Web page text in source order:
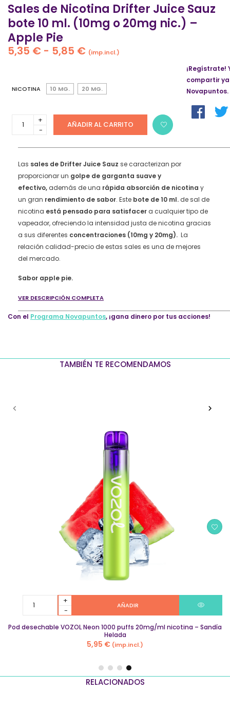
Sales de Nicotina Drifter Juice Sauz
bote 10 ml. (10mg o 20mg nic.) –
Apple Pie
5,35 € - 5,85 €Rango
desde
5,35 €
5,85 €
(imp.incl.)
NICOTINA 10 MG. 20 MG.
Drifter
Juice
bote
ml.
(10mg
20mg
nic.)
Apple
quantity
AÑADIR AL CARRITO
Las sales de Drifter Juice Sauz se caracterizan por
proporcionar un golpe de garganta suave y
efectivo, además de una rápida absorción de nicotina y
un gran rendimiento de sabor. Este bote de 10 ml. de sal de
nicotina está pensado para satisfacer a cualquier tipo de
vapeador, ofreciendo la intensidad justa de nicotina gracias
a sus diferentes concentraciones (10mg y 20mg). La
relación calidad-precio de estas sales es una de mejores
del mercado.
Sabor apple pie.
VER DESCRIPCIÓN COMPLETA
¡Regístrate!
compartir
Novapuntos.
Con el Programa Novapuntos, ¡gana dinero por tus acciones!
TAMBIÉN TE RECOMENDAMOS
desechable
Neon
AÑADIR
Pod desechable VOZOL Neon 1000 puffs 20mg/ml nicotina – Sandía
Helada
5,95 € (imp.incl.)
RELACIONADOS